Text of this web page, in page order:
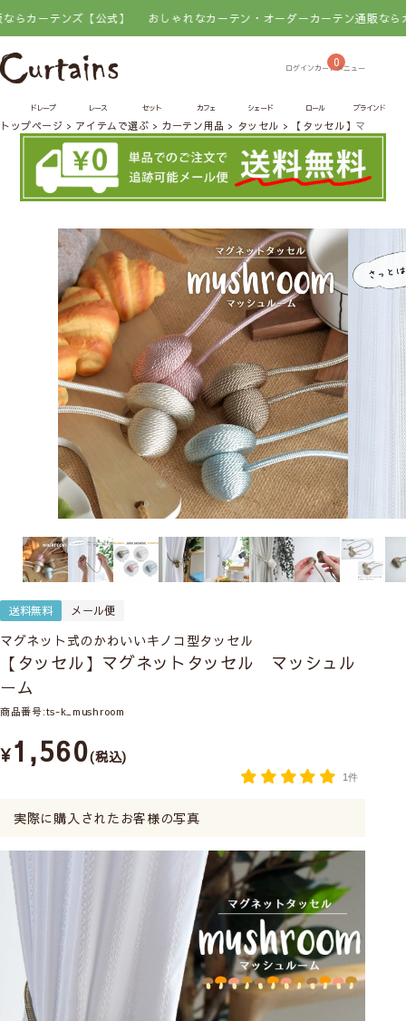
ンズ【公式】 おしゃれなカーテン・オーダーカーテン通販ならカーテン
0
ドレープ レース セット カフェ シェード ロール ブラインド
トップページ アイテムで選ぶ カーテン用品 タッセル 【タッセル】マグネ
送料無料 メール便
マグネット式のかわいいキノコ型タッセル
【タッセル】マグネットタッセル マッシュル
ーム
商品番号 ts-k_mushroom
¥1,560 税込
1件
実際に購入されたお客様の写真